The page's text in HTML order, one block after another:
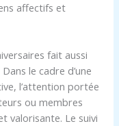
affectifs et
fait aussi
le cadre d’une
l’attention portée
ou membres
valorisante. Le suivi